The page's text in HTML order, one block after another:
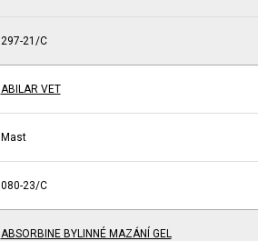
297-21/C
ABILAR VET
Mast
080-23/C
ABSORBINE BYLINNÉ MAZÁNÍ GEL